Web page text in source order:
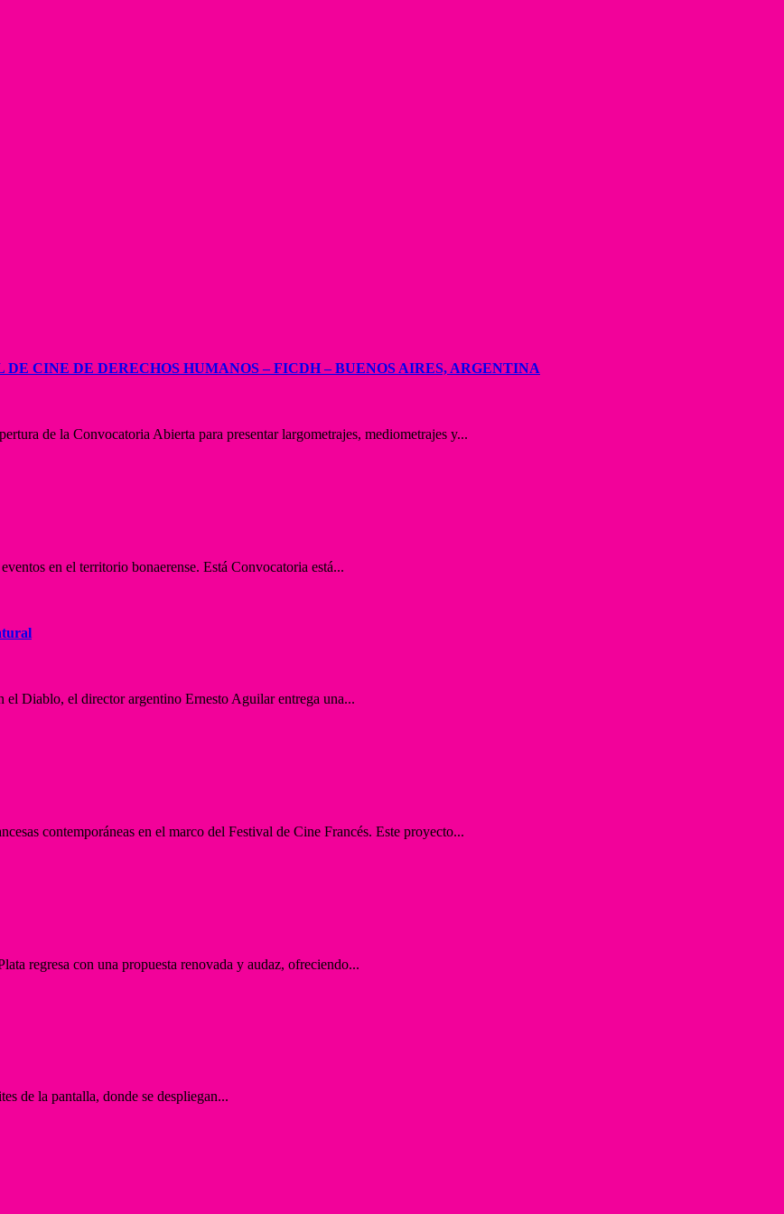
CINE DE DERECHOS HUMANOS – FICDH – BUENOS AIRES, ARGENTINA
de la Convocatoria Abierta para presentar largometrajes, mediometrajes y...
en el territorio bonaerense. Está Convocatoria está...
Diablo, el director argentino Ernesto Aguilar entrega una...
contemporáneas en el marco del Festival de Cine Francés. Este proyecto...
regresa con una propuesta renovada y audaz, ofreciendo...
de la pantalla, donde se despliegan...